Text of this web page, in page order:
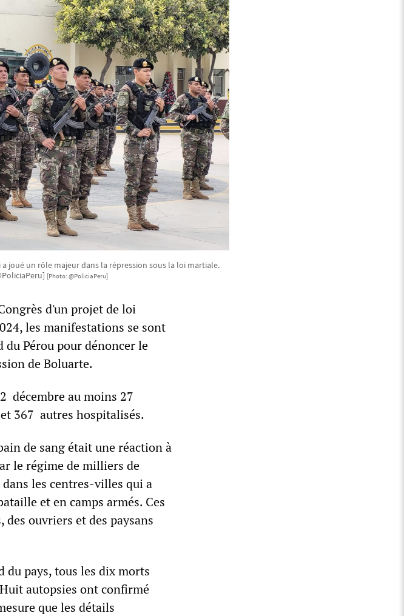
joué un rôle majeur dans la répression sous la loi martiale.
[Photo: @PoliciaPeru]
d'un projet de loi
les manifestations se sont
du Pérou pour dénoncer le
de Boluarte.
décembre au moins 27
367 autres hospitalisés.
de sang était une réaction à
le régime de milliers de
les centres-villes qui a
et en camps armés. Ces
ouvriers et des paysans
du pays, tous les dix morts
autopsies ont confirmé
que les détails